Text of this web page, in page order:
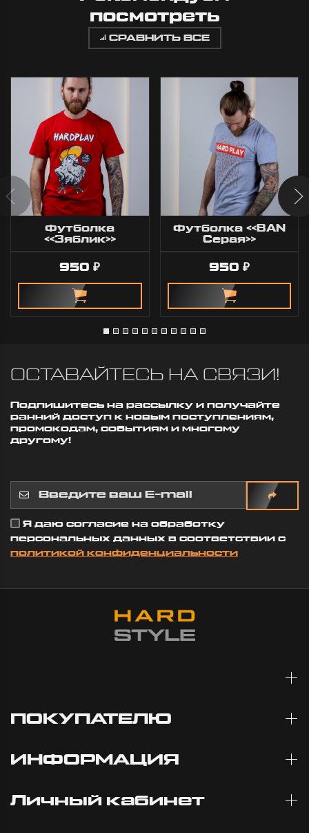
посмотреть
СРАВНИТЬ ВСЕ
Футболка
«Зяблик»
950₽
Футболка «BAN
Серая»
950 ₽
ОСТАВАЙТЕСЬ НА СВЯЗИ!
Подпишитесь на рассылку и получайте
ранний доступ к новым поступлениям,
промокодам, событиям и многому
другому!
Я даю согласие на обработку
персональных данных в соответствии с
политикой конфиденциальности
ПОКУПАТЕЛЮ
ИНФОРМАЦИЯ
Личный кабинет